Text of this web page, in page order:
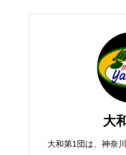
大
大和第1団は、神奈